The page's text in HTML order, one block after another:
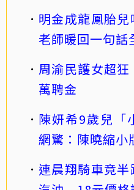
明金成龍鳳胎
老師暖回一句話
周渝民護女超
萬聘金
陳妍希9歲兒
網驚：陳曉縮小
連晨翔騎車竟